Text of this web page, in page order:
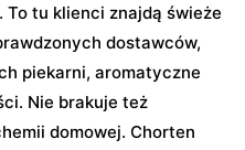
tu klienci znajdą świeże
dostawców,
piekarni, aromatyczne
Nie brakuje też
domowej. Chorten